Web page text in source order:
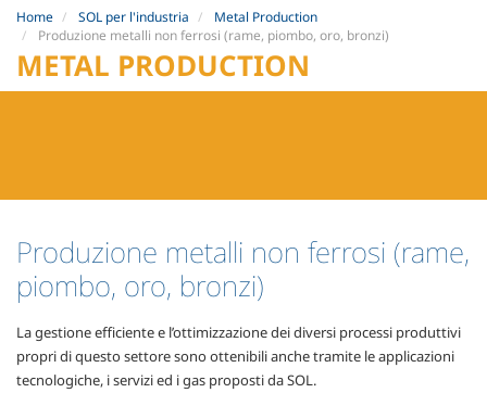
Home SOL per l'industria
Metal Production
Produzione metalli non ferrosi (rame, piombo, oro, bronzi)
METAL PRODUCTION
Produzione metalli non ferrosi (rame,
piombo, oro, bronzi)
La gestione efficiente e l’ottimizzazione dei diversi processi produttivi
propri di questo settore sono ottenibili anche tramite le applicazioni
tecnologiche, i servizi ed i gas proposti da SOL.